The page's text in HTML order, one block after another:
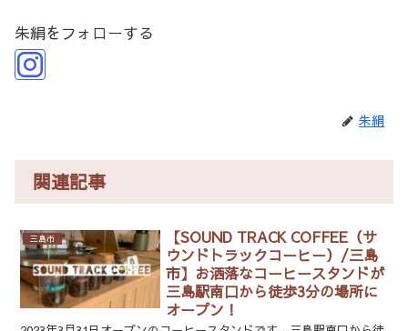
朱絹をフォローする
朱絹
関連記事
三島市
【SOUND TRACK COFFEE（サ
ウンドトラックコーヒー）/三島
市】お洒落なコーヒースタンドが
三島駅南口から徒歩3分の場所に
オープン！